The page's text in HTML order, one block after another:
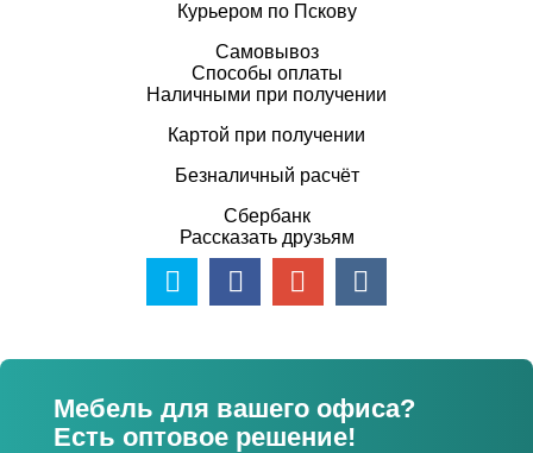
Курьером по Пскову
Самовывоз
Способы оплаты
Наличными при получении
Картой при получении
Безналичный расчёт
Сбербанк
Рассказать друзьям
Мебель для вашего офиса?
Есть оптовое решение!